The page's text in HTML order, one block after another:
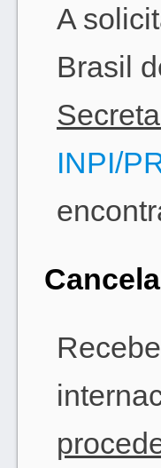
A
Brasil
INPI/